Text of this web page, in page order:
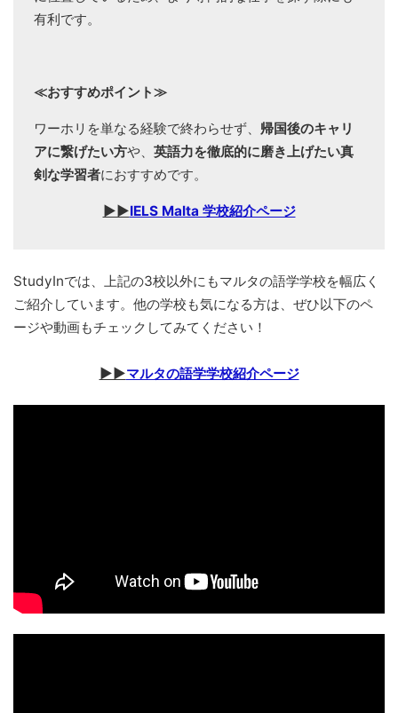
有利です。
≪おすすめポイント≫
ワーホリを単なる経験で終わらせず、 帰国後のキャリ
アに繋げたい方や、 英語力を徹底的に磨き上げたい真
剣な学習者におすすめです。
▶▶IELS Malta 学校紹介ページ
StudyInでは、上記の3校以外にもマルタの語学学校を幅広く
ご紹介しています。他の学校も気になる方は、ぜひ以下のペ
ージや動画もチェックしてみてください！
▶▶マルタの語学学校紹介ページ